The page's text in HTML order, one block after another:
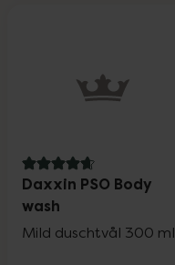
4.8 av 5 i omdöme
Daxxin PSO Body
wash
Mild duschtvål 300 ml